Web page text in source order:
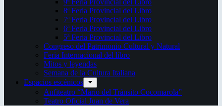
9ª Feria Provincial del Libro
8ª Feria Provincial del Libro
7ª Feria Provincial del Libro
6ª Feria Provincial del Libro
5ª Feria Provincial del Libro
Congreso del Patrimonio Cultural y Natural
Feria Internacional del libro
Mitos y leyendas
Semana de la Cultura Italiana
Espacios escénicos
Anfiteatro “Mario del Tránsito Cocomarola”
Teatro Oficial Juan de Vera